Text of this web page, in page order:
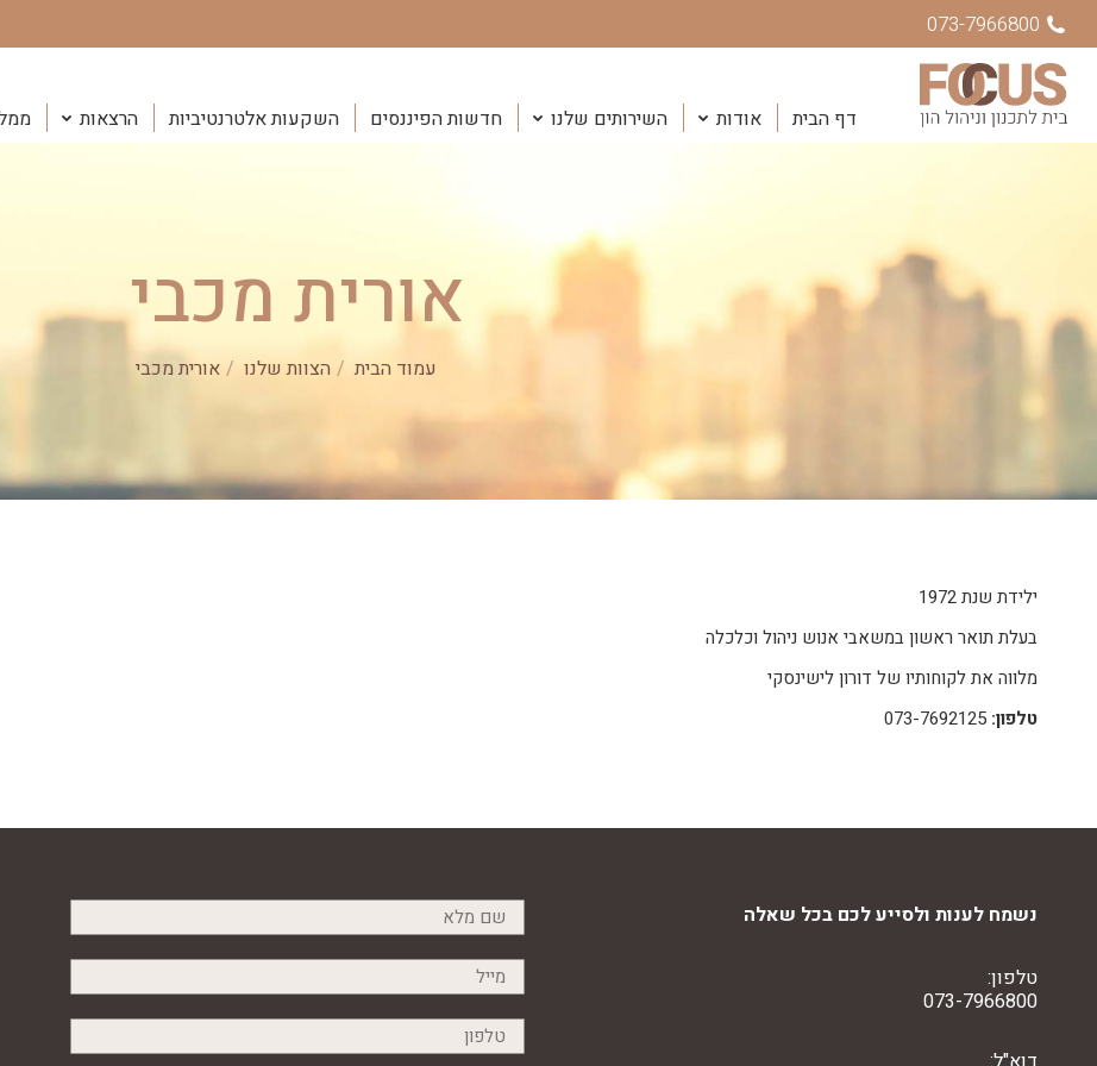
073-7966800
דף הבית אודות השירותים שלנו חדשות הפיננסים השקעות אלטרנטיביות הרצאות
אורית מכבי
You are here:
עמוד הבית הצוות שלנו אורית מכבי
ילידת שנת 1972
בעלת תואר ראשון במשאבי אנוש ניהול וכלכלה
מלווה את לקוחותיו של דורון לישינסקי
טלפון:
נשמח לענות ולסייע לכם בכל שאלה
טלפון:
073-7966800